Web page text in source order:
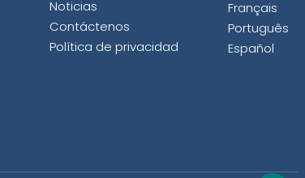
Noticias
Contáctenos
Política de privacidad
Français
Português
Español